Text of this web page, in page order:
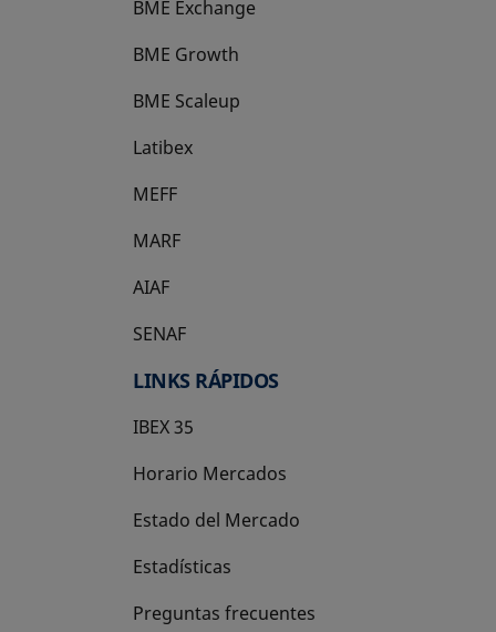
BME Exchange
BME Growth
se abre en una pestaña nueva
BME Scaleup
se abre en una pestaña nueva
Latibex
se abre en una pestaña nueva
MEFF
se abre en una pestaña nueva
MARF
AIAF
SENAF
LINKS RÁPIDOS
IBEX 35
Horario Mercados
Estado del Mercado
Estadísticas
Preguntas frecuentes